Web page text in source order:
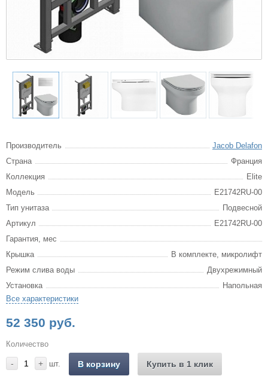
Производитель
Jacob Delafon
Страна
Франция
Коллекция
Elite
Модель
E21742RU-00
Тип унитаза
Подвесной
Артикул
E21742RU-00
Гарантия, мес
Крышка
В комплекте, микролифт
Режим слива воды
Двухрежимный
Установка
Напольная
Все характеристики
52 350 руб.
Количество
- + шт. В корзину Купить в 1 клик